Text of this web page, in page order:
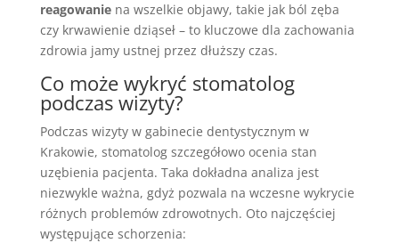
reagowaniena wszelkie objawy, takie jak ból zęba
czy krwawienie dziąseł – to kluczowe dla zachowania
zdrowia jamy ustnej przez dłuższy czas.
Co może wykryć stomatolog
podczas wizyty?
Podczas wizyty w gabinecie dentystycznym w
Krakowie, stomatolog szczegółowo ocenia stan
uzębienia pacjenta. Taka dokładna analiza jest
niezwykle ważna, gdyż pozwala na wczesne wykrycie
różnych problemów zdrowotnych. Oto najczęściej
występujące schorzenia: